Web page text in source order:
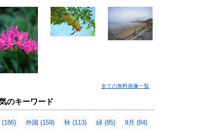
全ての無料画像一覧
のキーワード
(186) 外国 (159) 秋 (113) 緑 (85) 9月 (84)